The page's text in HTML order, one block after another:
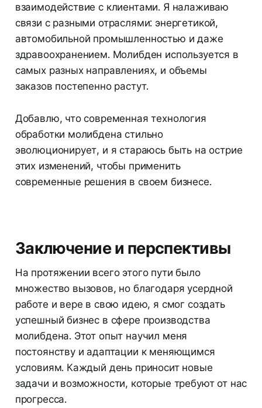
взаимодействие с клиентами. Я налаживаю
связи с разными отраслями: энергетикой,
автомобильной промышленностью и даже
здравоохранением. Молибден используется в
самых разных направлениях, и объемы
заказов постепенно растут.
Добавлю, что современная технология
обработки молибдена стильно
эволюционирует, и я стараюсь быть на острие
этих изменений, чтобы применить
современные решения в своем бизнесе.
Заключение и перспективы
На протяжении всего этого пути было
множество вызовов, но благодаря усердной
работе и вере в свою идею, я смог создать
успешный бизнес в сфере производства
молибдена. Этот опыт научил меня
постоянству и адаптации к меняющимся
условиям. Каждый день приносит новые
задачи и возможности, которые требуют от нас
прогресса.